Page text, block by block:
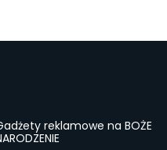
reklamowe na BOŻE